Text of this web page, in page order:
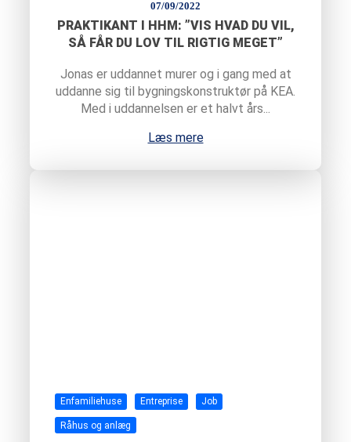
07/09/2022
PRAKTIKANT I HHM: ”VIS HVAD DU VIL,
SÅ FÅR DU LOV TIL RIGTIG MEGET”
Jonas er uddannet murer og i gang med at
uddanne sig til bygningskonstruktør på KEA.
Med i uddannelsen er et halvt års...
Læs mere
Enfamiliehuse Entreprise Job
Råhus og anlæg